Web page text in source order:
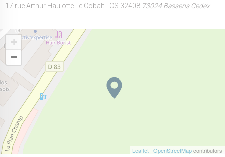
17 rue Arthur Haulotte Le Cobalt - CS 32408 73024 Bassens Cedex
+
−
Leaflet | OpenStreetMapcontributors